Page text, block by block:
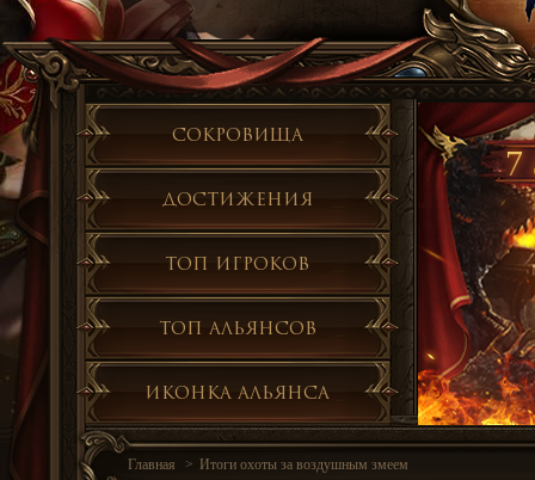
Сокровища
Достижения
Топ игроков
Топ альянсов
Иконка альянса
7
Главная Итоги охоты за воздушным змеем